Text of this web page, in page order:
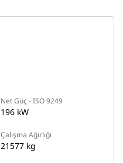
Net Güç - ISO 9249
196 kW
Çalışma Ağırlığı
21577 kg